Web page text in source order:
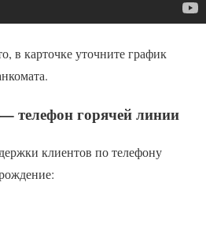
в карточке уточните график
телефон горячей линии
клиентов по телефону